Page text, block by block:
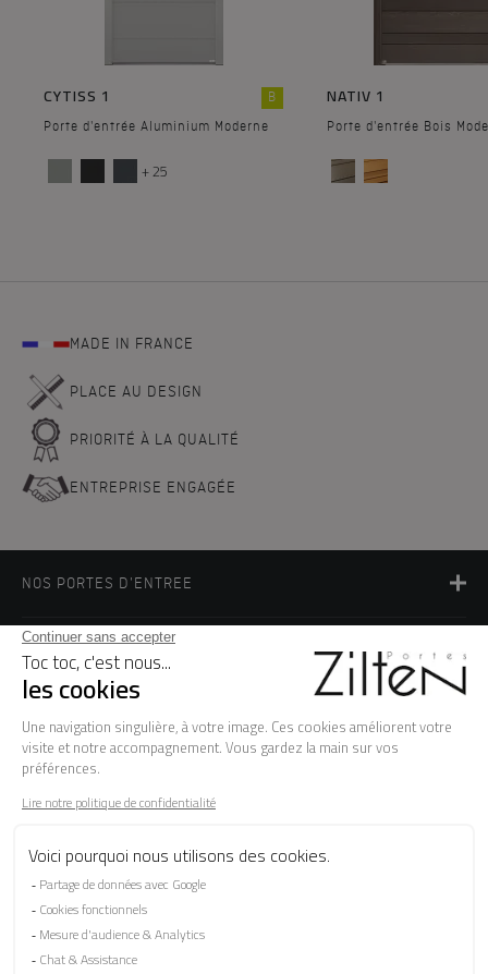
CYTISS 1
Porte d'entrée Aluminium Moderne
B
+ 25
NATIV 1
Porte d'entrée Bois
MADE IN FRANCE
PLACE AU DESIGN
PRIORITÉ À LA QUALITÉ
ENTREPRISE ENGAGÉE
NOS PORTES D'ENTREE
FAQ
Les garanties
Le SAV
Besoin d'informations ? Nos conseillers
CONTACTEZ-NOUS
SUIVEZ-NOUS SUR LES RÉSEAUX SOCIAUX !